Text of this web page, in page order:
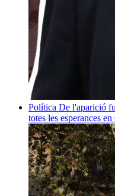
Política De l'aparició
totes les esperances